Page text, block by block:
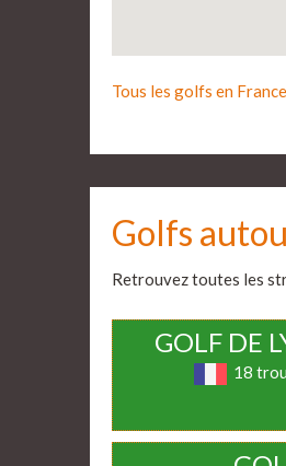
Tous les golfs en France
Golfs
Retrouvez toutes les
GOLF DE
18